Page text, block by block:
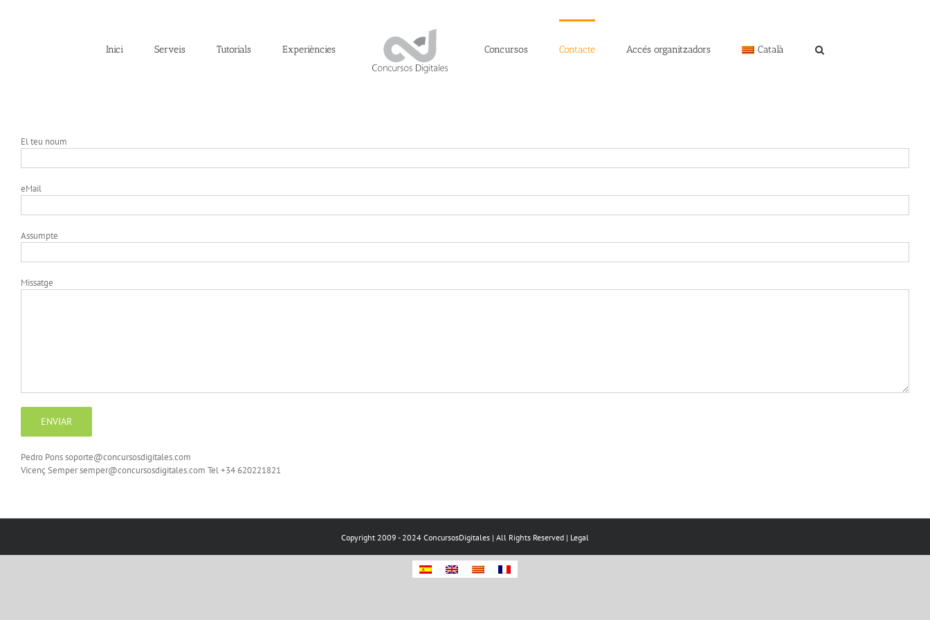
Inici
Serveis Tutorials Experiències Concursos Contacte Accés organitzadors Català
El teu noum
eMail
Assumpte
Missatge
Pedro Pons soporte@concursosdigitales.com
Vicenç Semper semper@concursosdigitales.com Tel +34 620221821
Copyright 2009 - 2024 ConcursosDigitales | All Rights Reserved | Legal